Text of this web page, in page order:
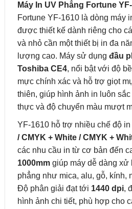
Máy In UV Phẳng Fortune
Fortune YF-1610 là dòng máy
được thiết kế dành riêng cho
và nhỏ cần một thiết bị in đa
lượng cao. Máy sử dụng đầu
Toshiba CE4, nổi bật với độ
mực chính xác và hỗ trợ giọt
thiên, giúp hình ảnh in luôn
thực và độ chuyển màu mượt
YF-1610 hỗ trợ nhiều chế độ
/ CMYK + White / CMYK +
các nhu cầu in từ cơ bản đến
1000mm giúp máy dễ dàng xử
phẳng như mica, alu, gỗ, kính,
Độ phân giải đạt tới 1440 dpi,
hình ảnh chi tiết, phù hợp cho